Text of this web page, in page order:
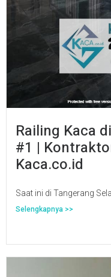
Railing Kaca
#1 |
Kaca.co.id
Saat ini di Tangerang
Selengkapnya >>